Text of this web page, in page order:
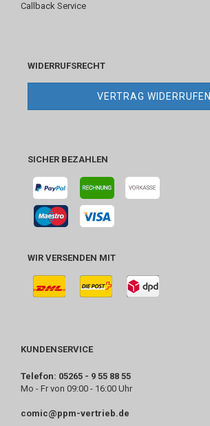
Callback Service
WIDERRUFSRECHT
VERTRAG WIDERRUFEN
SICHER BEZAHLEN
WIR VERSENDEN MIT
KUNDENSERVICE
Telefon: 05265 - 9 55 88 55
Mo - Fr von 09:00 - 16:00 Uhr
comic@ppm-vertrieb.de